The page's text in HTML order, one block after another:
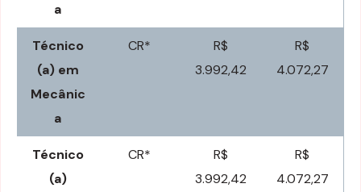
a
Técnico
(a) em
Mecânic
a
CR*
R$
3.992,42
R$
4.072,27
Técnico
(a)
CR*
R$
3.992,42
R$
4.072,27